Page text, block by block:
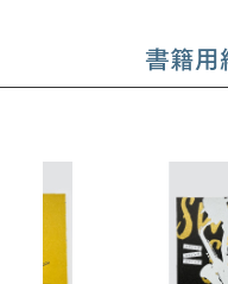
書籍用